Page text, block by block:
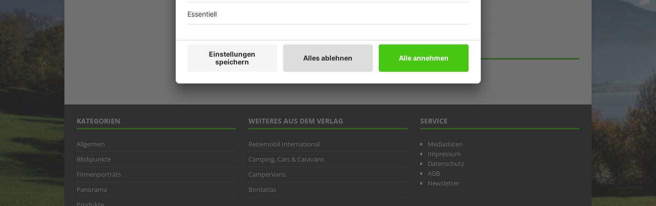
Weitblick
KATEGORIEN
Allgemein
Blickpunkte
Firmenporträts
Panorama
WEITERES AUS DEM VERLAG
Reisemobil International
Camping, Cars & Caravans
CamperVans
Bordatlas
SERVICE
Mediadaten
Impressum
Datenschutz
AGB
Newsletter